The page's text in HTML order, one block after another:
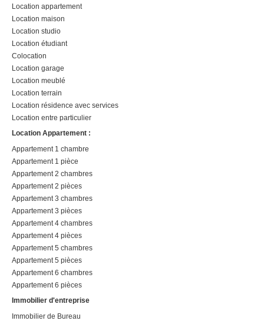
Location appartement
Location maison
Location studio
Location étudiant
Colocation
Location garage
Location meublé
Location terrain
Location résidence avec services
Location entre particulier
Location Appartement :
Appartement 1 chambre
Appartement 1 pièce
Appartement 2 chambres
Appartement 2 pièces
Appartement 3 chambres
Appartement 3 pièces
Appartement 4 chambres
Appartement 4 pièces
Appartement 5 chambres
Appartement 5 pièces
Appartement 6 chambres
Appartement 6 pièces
Immobilier d'entreprise
Immobilier de Bureau